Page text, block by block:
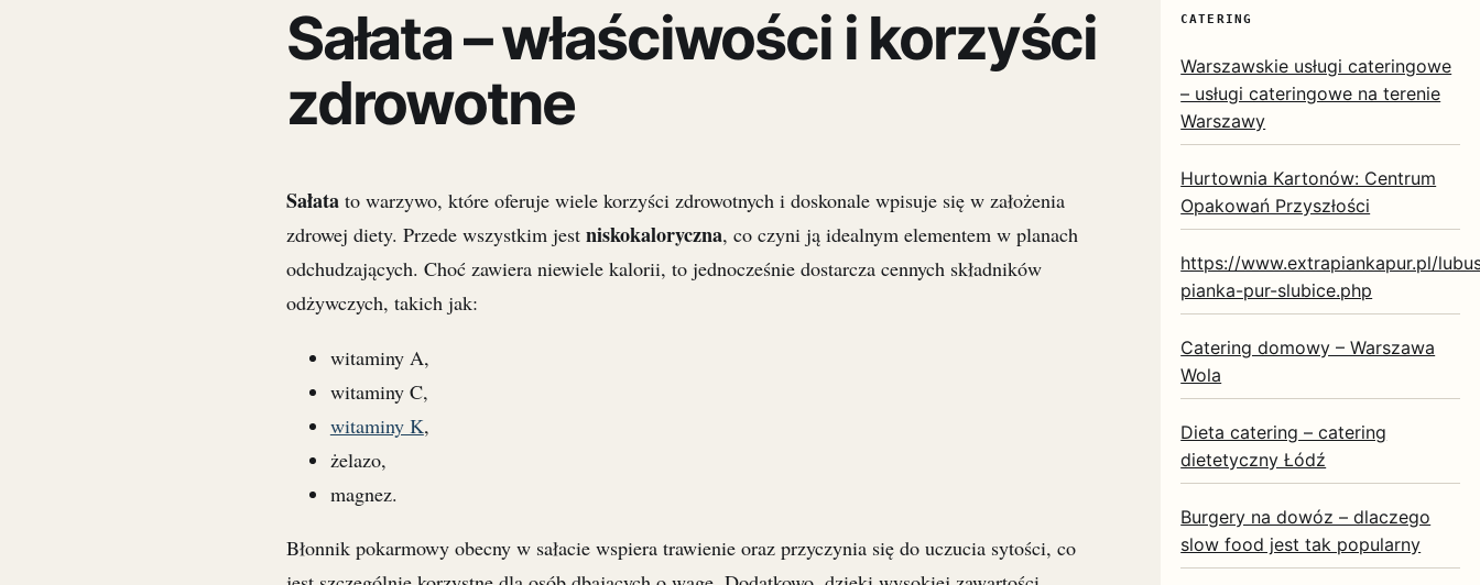
Sałata – właściwości i korzyści
zdrowotne
Sałatato warzywo, które oferuje wiele korzyści zdrowotnych i doskonale wpisuje się w założenia
zdrowej diety. Przede wszystkim jest niskokaloryczna, co czyni ją idealnym elementem w planach
odchudzających. Choć zawiera niewiele kalorii, to jednocześnie dostarcza cennych składników
odżywczych, takich jak:
witaminy A,
witaminy C,
witaminy K,
żelazo,
magnez.
Błonnik pokarmowy obecny w sałacie wspiera trawienie oraz przyczynia się do uczucia sytości, co
CATERING
Warszawskie usługi cateringowe
– usługi cateringowe na terenie
Warszawy
Hurtownia Kartonów: Centrum
Opakowań Przyszłości
https://www.extrapiankapur.pl/
pianka-pur-slubice.php
Catering domowy – Warszawa
Wola
Dieta catering – catering
dietetyczny Łódź
Burgery na dowóz – dlaczego
slow food jest tak popularny